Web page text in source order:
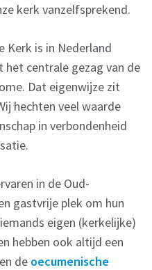
kerk vanzelfsprekend.
Kerk is in Nederland
centrale gezag van de
Dat eigenwijze zit
hechten veel waarde
in verbondenheid
in de Oud-
gastvrije plek om hun
eigen (kerkelijke)
hebben ook altijd een
de oecumenische